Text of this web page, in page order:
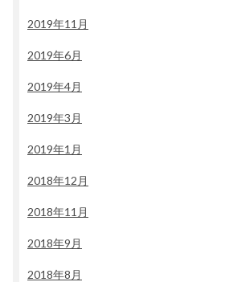
2019年11月
2019年6月
2019年4月
2019年3月
2019年1月
2018年12月
2018年11月
2018年9月
2018年8月